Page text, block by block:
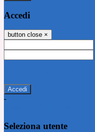
Accedi
button close ×
-
Seleziona utente